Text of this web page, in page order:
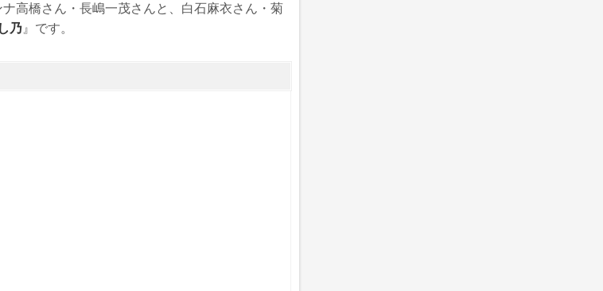
ナ高橋さん・長嶋一茂さんと、白石麻衣さん・菊
乃 』です。